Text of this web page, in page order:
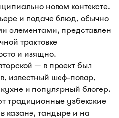
новом контексте.
и подаче блюд, обычно
элементами, представлен
трактовке
и изящно.
— в проект был
известный шеф-повар,
кухне и популярный блогер.
традиционные узбекские
казане, тандыре и на